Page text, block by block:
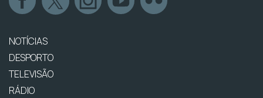
NOTÍCIAS
DESPORTO
TELEVISÃO
RÁDIO